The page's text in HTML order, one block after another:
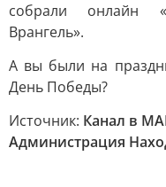
собрали онлайн «
Врангель».
А вы были на
День Победы?
Источник: Канал в
Администрация